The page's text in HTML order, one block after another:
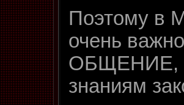
Поэтому в
очень
ОБЩЕНИЕ,
знаниям